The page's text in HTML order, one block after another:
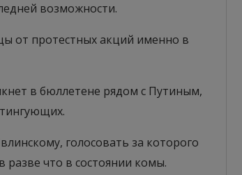
возможности.
от протестных акций именно в
в бюллетене рядом с Путиным,
голосовать за которого
что в состоянии комы.